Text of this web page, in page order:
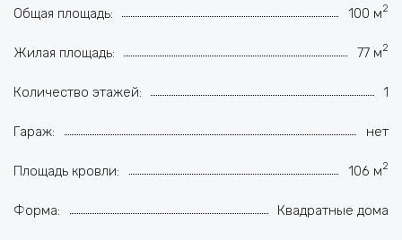
Общая площадь: 100 м2
Жилая площадь: 77 м2
Количество этажей: 1
Гараж: нет
Площадь кровли: 106 м2
Форма: Квадратные дома